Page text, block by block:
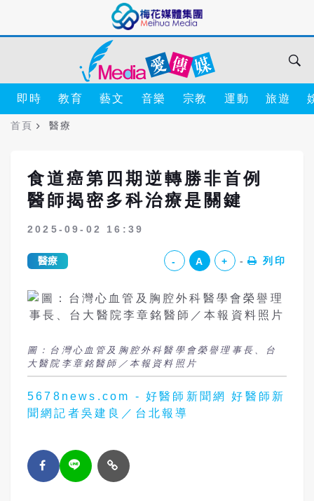
即時 教育 藝文 音樂 宗教 運動 旅遊
首頁 醫療
食道癌第四期逆轉勝非首例
醫師揭密多科治療是關鍵
2025-09-02 16:39
醫療 - A + 列印
圖：台灣心血管及胸腔外科醫學會榮譽理事長、台
大醫院李章銘醫師／本報資料照片
5678news.com - 好醫師新聞網 好醫師新
聞網記者吳建良／台北報導